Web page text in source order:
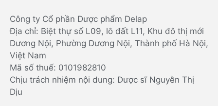
Công ty Cổ phần Dược phẩm Delap
Địa chỉ: Biệt thự số L09, lô đất L11, Khu đô thị mới
Dương Nội, Phường Dương Nội, Thành phố Hà Nội,
Việt Nam
Mã số thuế: 0101982810
Chịu trách nhiệm nội dung: Dược sĩ Nguyễn Thị
Dịu